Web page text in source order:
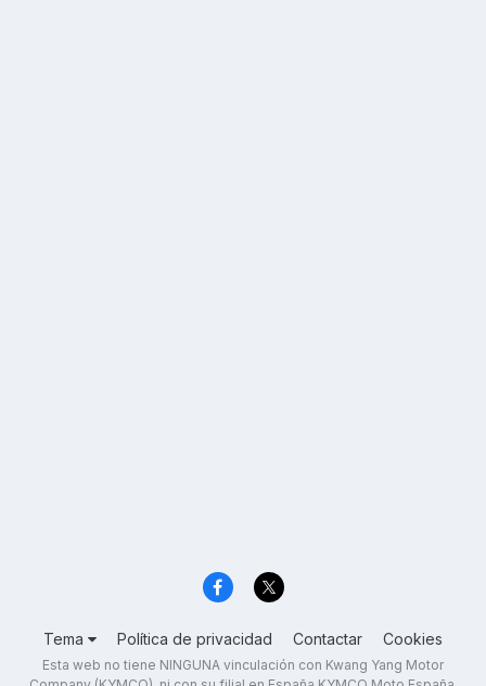
Tema Política de privacidad Contactar Cookies
Esta web no tiene NINGUNA vinculación con Kwang Yang Motor